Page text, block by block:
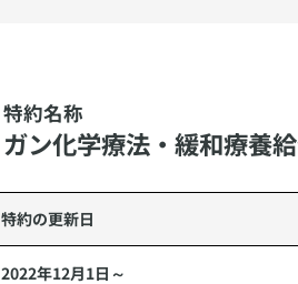
特約名称
ガン化学療法・緩和療養
特約の更新日
2022年12月1日～